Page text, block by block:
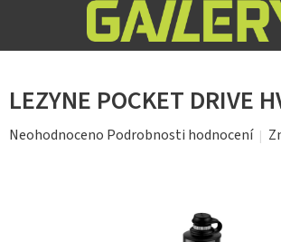
LEZYNE POCKET DRIVE
Průměrné
Neohodnoceno Podrobnosti hodnocení